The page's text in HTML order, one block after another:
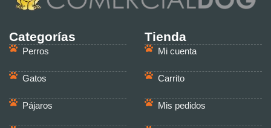
Categorías
Perros
Gatos
Pájaros
Tienda
Mi cuenta
Carrito
Mis pedidos